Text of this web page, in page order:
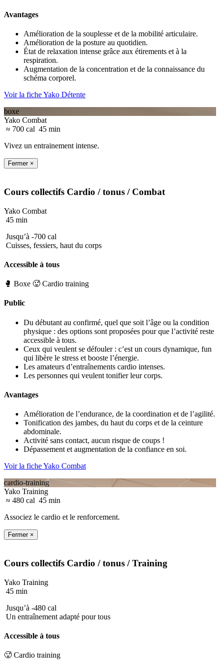
Avantages
Amélioration de la souplesse et de la mobilité articulaire.
Amélioration de la posture au quotidien.
État de relaxation intense grâce aux étirements et à la
respiration.
Augmentation de la concentration et de la connaissance du
schéma corporel.
Voir la fiche Yako Détente
boxe
Yako Combat
≈ 700 cal 45 min
Vivez un entrainement intense.
Fermer ×
Cours collectifs Cardio / tonus / Combat
Yako Combat
45 min
Jusqu’à -700 cal
Cuisses, fessiers, haut du corps
Accessible à tous
🥊 Boxe 🥵 Cardio training
Public
Du débutant au confirmé, quel que soit l’âge ou la condition
physique : des options sont proposées pour que l’activité reste
accessible à tous.
Ceux qui veulent se défouler : c’est un cours dynamique, fun
qui libère le stress et booste l’énergie.
Les amateurs d’entraînements cardio intenses.
Les personnes qui veulent tonifier leur corps.
Avantages
Amélioration de l’endurance, de la coordination et de l’agilité.
Tonification des jambes, du haut du corps et de la ceinture
abdominale.
Activité sans contact, aucun risque de coups !
Dépassement et augmentation de la confiance en soi.
Voir la fiche Yako Combat
cardio-training
Yako Training
≈ 480 cal 45 min
Associez le cardio et le renforcement.
Fermer ×
Cours collectifs Cardio / tonus / Training
Yako Training
45 min
Jusqu’à -480 cal
Un entraînement adapté pour tous
Accessible à tous
🥵 Cardio training